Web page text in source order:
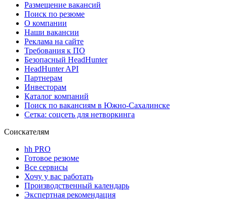
Размещение вакансий
Поиск по резюме
О компании
Наши вакансии
Реклама на сайте
Требования к ПО
Безопасный HeadHunter
HeadHunter API
Партнерам
Инвесторам
Каталог компаний
Поиск по вакансиям в Южно-Сахалинске
Сетка: соцсеть для нетворкинга
Соискателям
hh PRO
Готовое резюме
Все сервисы
Хочу у вас работать
Производственный календарь
Экспертная рекомендация